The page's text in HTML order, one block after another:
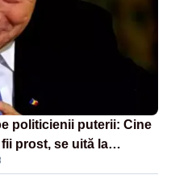
politicienii puterii: Cine
prost, se uită la